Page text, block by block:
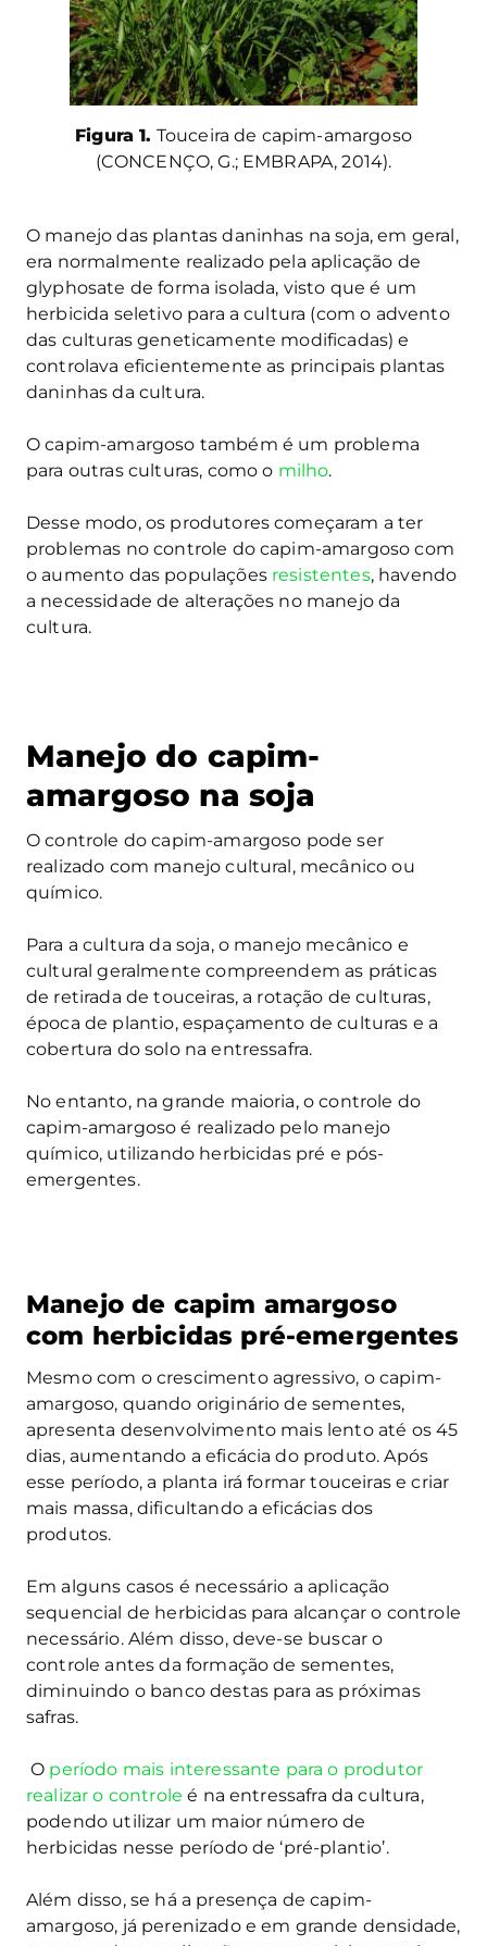
Figura 1. Touceira de capim-amargoso
(CONCENÇO, G.; EMBRAPA, 2014).
O manejo das plantas daninhas na soja, em geral,
era normalmente realizado pela aplicação de
glyphosate de forma isolada, visto que é um
herbicida seletivo para a cultura (com o advento
das culturas geneticamente modificadas) e
controlava eficientemente as principais plantas
daninhas da cultura.
O capim-amargoso também é um problema
para outras culturas, como o milho.
Desse modo, os produtores começaram a ter
problemas no controle do capim-amargoso com
o aumento das populações resistentes, havendo
a necessidade de alterações no manejo da
cultura.
Manejo do capim-
amargoso na soja
O controle do capim-amargoso pode ser
realizado com manejo cultural, mecânico ou
químico.
Para a cultura da soja, o manejo mecânico e
cultural geralmente compreendem as práticas
de retirada de touceiras, a rotação de culturas,
época de plantio, espaçamento de culturas e a
cobertura do solo na entressafra.
No entanto, na grande maioria, o controle do
capim-amargoso é realizado pelo manejo
químico, utilizando herbicidas pré e pós-
emergentes.
Manejo de capim amargoso
com herbicidas pré-emergentes
Mesmo com o crescimento agressivo, o capim-
amargoso, quando originário de sementes,
apresenta desenvolvimento mais lento até os 45
dias, aumentando a eficácia do produto. Após
esse período, a planta irá formar touceiras e criar
mais massa, dificultando a eficácias dos
produtos.
Em alguns casos é necessário a aplicação
sequencial de herbicidas para alcançar o controle
necessário. Além disso, deve-se buscar o
controle antes da formação de sementes,
diminuindo o banco destas para as próximas
safras.
O período mais interessante para o produtor
realizar o controle é na entressafra da cultura,
podendo utilizar um maior número de
herbicidas nesse período de ‘pré-plantio’.
Além disso, se há a presença de capim-
amargoso, já perenizado e em grande densidade,